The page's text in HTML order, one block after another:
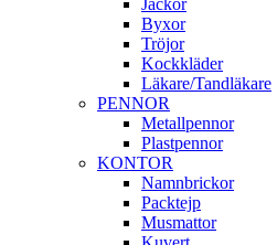
Jackor
Byxor
Tröjor
Kockkläder
Läkare/Tandläkare
PENNOR
Metallpennor
Plastpennor
KONTOR
Namnbrickor
Packtejp
Musmattor